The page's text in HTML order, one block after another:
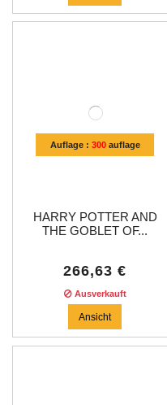
Auflage : 300auflage
HARRY POTTER AND
THE GOBLET OF...
266,63 €
Ausverkauft
Ansicht